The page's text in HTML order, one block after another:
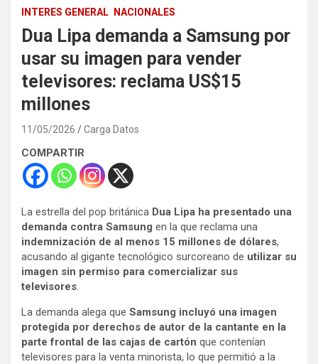
INTERES GENERAL NACIONALES
Dua Lipa demanda a Samsung por
usar su imagen para vender
televisores: reclama US$15
millones
11/05/2026 Carga Datos
COMPARTIR
La estrella del pop británica Dua Lipa ha presentado una
demanda contra Samsung en la que reclama una
indemnización de al menos 15 millones de dólares,
acusando al gigante tecnológico surcoreano de utilizar su
imagen sin permiso para comercializar sus
televisores
La demanda alega que Samsung incluyó una imagen
protegida por derechos de autor de la cantante en la
parte frontal de las cajas de cartón que contenían
televisores para la venta minorista, lo que permitió a la